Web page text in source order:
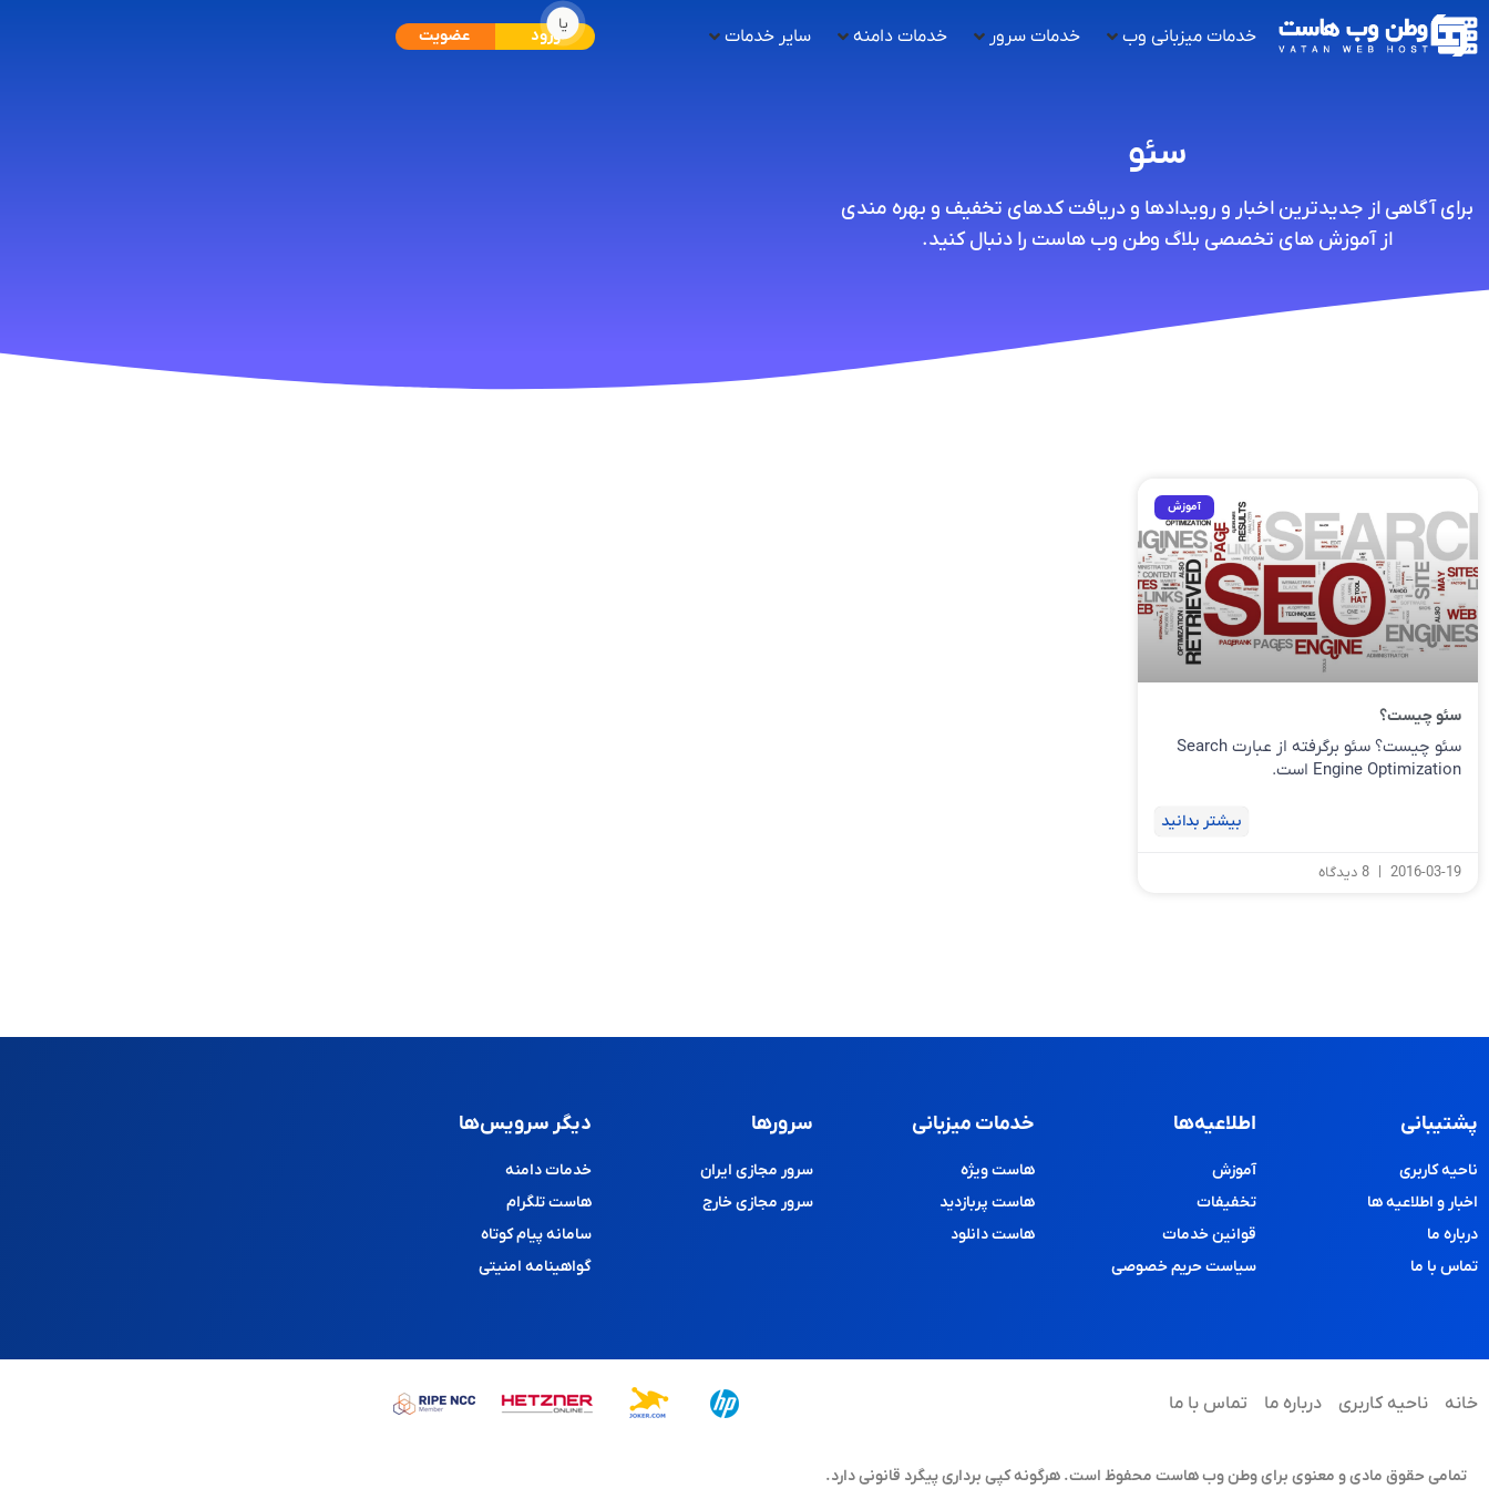
خدمات میزبانی وب خدمات سرور خدمات دامنه سایر خدمات ورود
یا
عضویت
سئو
برای آگاهی از جدیدترین اخبار و رویدادها و دریافت کدهای تخفیف و بهره مندی
از آموزش های تخصصی بلاگ وطن وب هاست را دنبال کنید.
آموزش
سئو چیست؟
سئو چیست؟ سئو برگرفته از عبارت Search
Engine Optimization است.
بیشتر بدانید
2016-03-19
پشتیبانی
ناحیه کاربری
اخبار و اطلاعیه ها
درباره ما
تماس با ما
اطلاعیه‌ها
آموزش
تخفیفات
قوانین خدمات
سیاست حریم خصوصی
خدمات میزبانی
هاست ویژه
هاست پربازدید
هاست دانلود
سرورها
سرور مجازی ایران
سرور مجازی خارج
دیگر سرویس‌ها
خدمات دامنه
هاست تلگرام
سامانه پیام کوتاه
گواهینامه امنیتی
خانه ناحیه کاربری درباره ما تماس با ما
تمامی حقوق مادی و معنوی برای وطن وب هاست محفوظ است. هرگونه کپی برداری پیگرد قانونی دارد.